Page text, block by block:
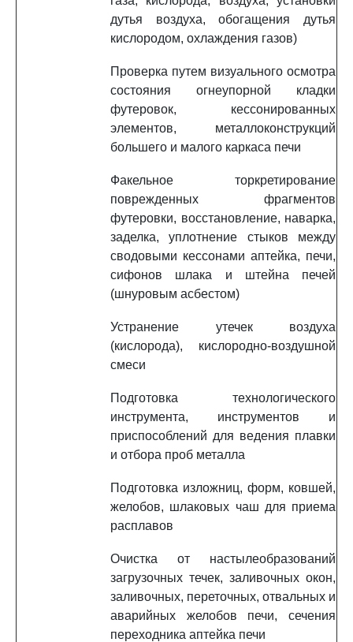
дутья воздуха, обогащения дутья
кислородом, охлаждения газов)
Проверка путем визуального осмотра
состояния огнеупорной кладки
футеровок, кессонированных
элементов, металлоконструкций
большего и малого каркаса печи
Факельное торкретирование
поврежденных фрагментов
футеровки, восстановление, наварка,
заделка, уплотнение стыков между
сводовыми кессонами аптейка, печи,
сифонов шлака и штейна печей
(шнуровым асбестом)
Устранение утечек воздуха
(кислорода), кислородно-воздушной
смеси
Подготовка технологического
инструмента, инструментов и
приспособлений для ведения плавки
и отбора проб металла
Подготовка изложниц, форм, ковшей,
желобов, шлаковых чаш для приема
расплавов
Очистка от настылеобразований
загрузочных течек, заливочных окон,
заливочных, переточных, отвальных и
аварийных желобов печи, сечения
переходника аптейка печи